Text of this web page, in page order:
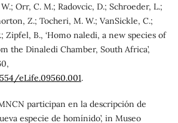
Orr, C. M.; Radovcic, D.; Schroeder, L.;
Z.; Tocheri, M. W.; VanSickle, C.;
Zipfel, B., ‘Homo naledi, a new species of
the Dinaledi Chamber, South Africa’,
eLife.09560.001.
participan en la descripción de
especie de homínido’, in Museo